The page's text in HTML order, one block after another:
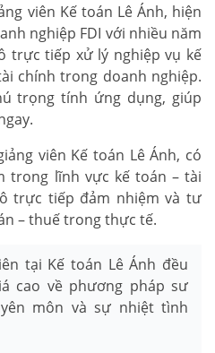
viên Kế toán Lê Ánh, hiện
nghiệp FDI với nhiều năm
trực tiếp xử lý nghiệp vụ kế
chính trong doanh nghiệp.
trọng tính ứng dụng, giúp
viên Kế toán Lê Ánh, có
trong lĩnh vực kế toán – tài
trực tiếp đảm nhiệm và tư
– thuế trong thực tế.
tại Kế toán Lê Ánh đều
cao về phương pháp sư
môn và sự nhiệt tình